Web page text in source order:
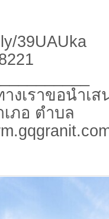
39UAUka
งเราขอนำเ
ภอ ตำบล